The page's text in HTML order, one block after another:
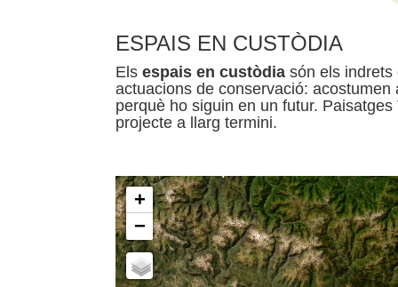
ESPAIS EN CUSTÒDIA
Els espais en custòdia són els indrets
actuacions de conservació:
perquè ho siguin en un futur.
projecte a llarg termini.
+
−